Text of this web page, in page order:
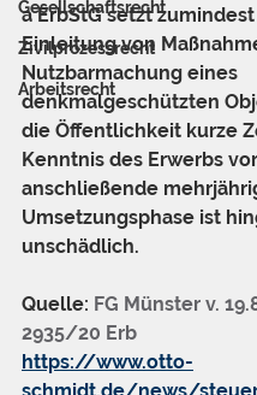
Gesellschaftsrecht
Zivilprozessrecht
Arbeitsrecht
a ErbStG setzt
Einleitung von
Nutzbarmachung eines
denkmalgeschützten
die Öffentlichkeit kurze
Kenntnis des Erwerbs
anschließende
Umsetzungsphase ist
unschädlich.
Quelle: FG Münster v.
2935/20 Erb
https://www.otto-